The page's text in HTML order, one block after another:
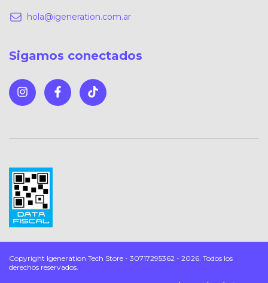
hola@igeneration.com.ar
Sigamos conectados
Copyright Igeneration Tech Store - 30717295362 - 2026. Todos los
derechos reservados.